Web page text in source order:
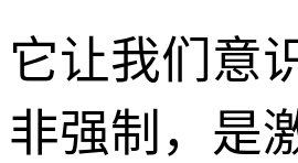
它让我们意
非强制，是